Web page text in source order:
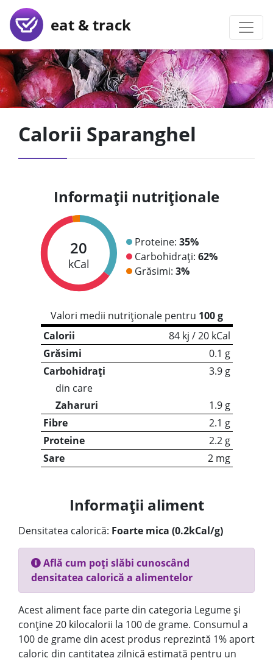
eat & track
Calorii Sparanghel
Informații nutriționale
20
kCal
Proteine: 35%
Carbohidrați: 62%
Grăsimi: 3%
Valori medii nutriționale pentru 100 g
Calorii
84 kj / 20 kCal
Grăsimi
0.1 g
Carbohidrați
3.9 g
din care
Zaharuri
1.9 g
Fibre
2.1 g
Proteine
2.2 g
Sare
2 mg
Informații aliment
Densitatea calorică: Foarte mica (0.2kCal/g)
Află cum poți slăbi cunoscând
densitatea calorică a alimentelor
Acest aliment face parte din categoria Legume și
conține 20 kilocalorii la 100 de grame. Consumul a
100 de grame din acest produs reprezintă 1% aport
caloric din cantitatea zilnică estimată pentru un